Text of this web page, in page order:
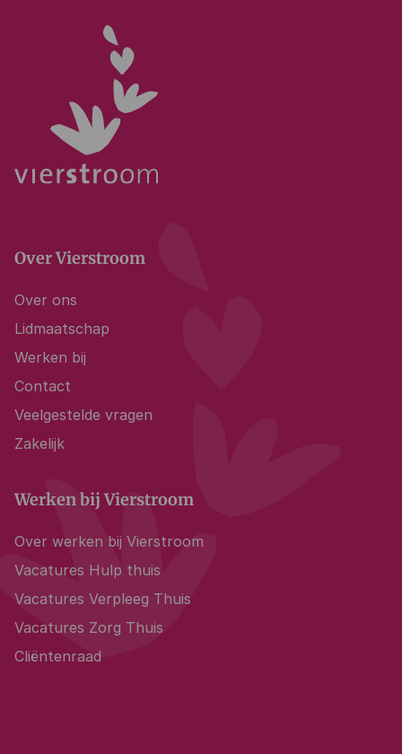
Over Vierstroom
Over ons
Lidmaatschap
Werken bij
Contact
Veelgestelde vragen
Zakelijk
Werken bij Vierstroom
Over werken bij Vierstroom
Vacatures Hulp thuis
Vacatures Verpleeg Thuis
Vacatures Zorg Thuis
Cliëntenraad